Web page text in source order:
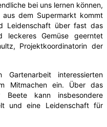
bei uns lernen können,
dem Supermarkt kommt
Leidenschaft über fast das
Gemüse geerntet
Projektkoordinatorin der
interessierten
Mitmachen ein. Über das
Beete kann insbesondere
und eine Leidenschaft für